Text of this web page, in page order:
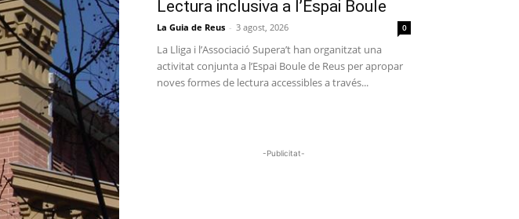
Lectura inclusiva a l’Espai Boule
La Guia de Reus - 3 agost, 2026 0
La Lliga i l’Associació Supera’t han organitzat una
activitat conjunta a l’Espai Boule de Reus per apropar
noves formes de lectura accessibles a través...
-Publicitat-